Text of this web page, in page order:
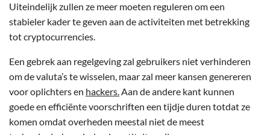
Uiteindelijk zullen ze meer moeten reguleren om een
stabieler kader te geven aan de activiteiten met betrekking
tot cryptocurrencies.
Een gebrek aan regelgeving zal gebruikers niet verhinderen
om de valuta’s te wisselen, maar zal meer kansen genereren
voor oplichters en hackers.Aan de andere kant kunnen
goede en efficiënte voorschriften een tijdje duren totdat ze
komen omdat overheden meestal niet de meest